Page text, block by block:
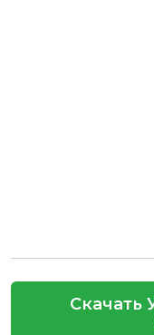
Скачать